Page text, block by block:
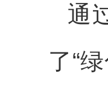
通
了“